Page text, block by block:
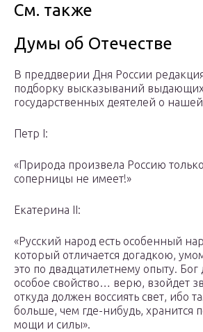
См. также
Думы об Отечестве
В преддверии Дня России
подборку высказываний
государственных деятелей о
Петр I:
«Природа произвела Россию
соперницы не имеет!»
Екатерина II:
«Русский народ есть особенный
который отличается догадкою,
это по двадцатилетнему опыту. Бог
особое свойство… верю, взойдет
откуда должен воссиять свет, ибо
больше, чем где-нибудь, хранится
мощи и силы».